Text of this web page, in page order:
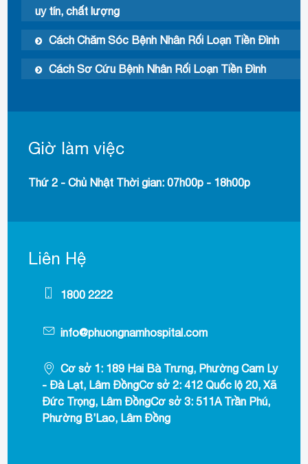
uy tín, chất lượng
Cách Chăm Sóc Bệnh Nhân Rối Loạn Tiền Đình
Cách Sơ Cứu Bệnh Nhân Rối Loạn Tiền Đình
Giờ làm việc
Thứ 2 - Chủ Nhật Thời gian: 07h00p - 18h00p
Liên Hệ
1800 2222
info@phuongnamhospital.com
Cơ sở 1: 189 Hai Bà Trưng, Phường Cam Ly
- Đà Lạt, Lâm ĐồngCơ sở 2: 412 Quốc lộ 20, Xã
Đức Trọng, Lâm ĐồngCơ sở 3: 511A Trần Phú,
Phường B’Lao, Lâm Đồng